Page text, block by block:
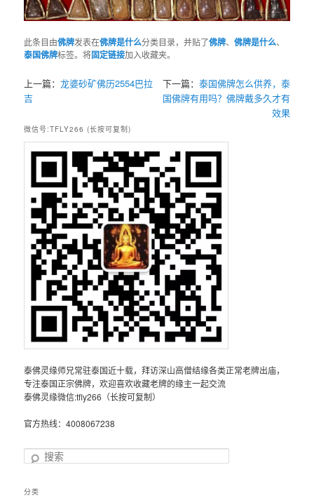
此条目由佛牌发表在佛牌是什么分类目录，并贴了佛牌、佛牌是什么、
泰国佛牌标签。将固定链接加入收藏夹。
上一篇：龙婆砂矿佛历2554巴拉
吉
下一篇： 泰国佛牌怎么供养，泰
国佛牌有用吗？佛牌戴多久才有
效果
微信号:TFLY266 (长按可复制)
泰佛灵缘师兄常驻泰国近十载，拜访深山高僧结缘各类正常老牌出庙，
专注泰国正宗佛牌，欢迎喜欢收藏老牌的缘主一起交流
泰佛灵缘微信:tfly266（长按可复制）
官方热线：4008067238
搜
分类